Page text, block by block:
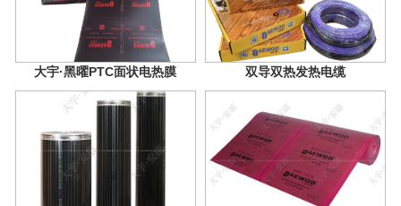
大宇·黑曜PTC面状电热膜 双导双热发热电缆